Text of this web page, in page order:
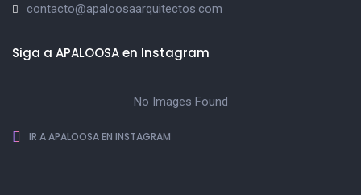
contacto@apaloosaarquitectos.com
Siga a APALOOSA en Instagram
No Images Found
IR A APALOOSA EN INSTAGRAM